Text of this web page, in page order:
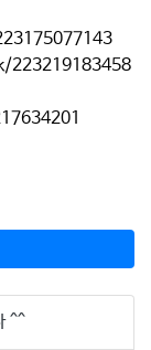
223219183458
^^